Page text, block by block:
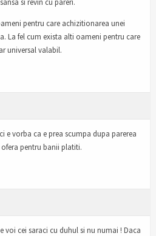
si revin cu pareri.
pentru care achizitionarea unei
La fel cum exista alti oameni pentru care
universal valabil.
e vorba ca e prea scumpa dupa parerea
pentru banii platiti.
voi cei saraci cu duhul si nu numai ! Daca